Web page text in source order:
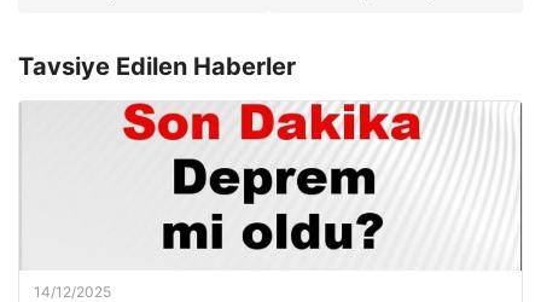
Tavsiye Edilen Haberler
14/12/2025